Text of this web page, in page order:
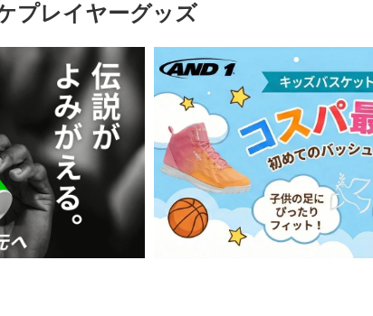
プレイヤーグッズ